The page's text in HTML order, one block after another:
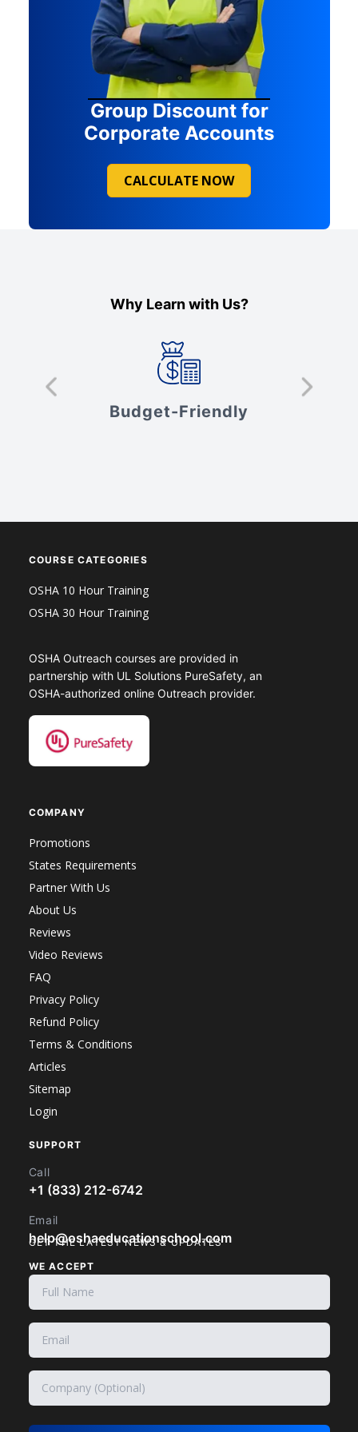
Group Discount for
Corporate Accounts
CALCULATE NOW
Why Learn with Us?
Budget-Friendly
COURSE CATEGORIES
OSHA 10 Hour Training
OSHA 30 Hour Training
OSHA Outreach courses are provided in
partnership with UL Solutions PureSafety, an
OSHA-authorized online Outreach provider.
COMPANY
Promotions
States Requirements
Partner With Us
About Us
Reviews
Video Reviews
FAQ
Privacy Policy
Refund Policy
Terms & Conditions
Articles
Sitemap
Login
SUPPORT
Call
+1 (833) 212-6742
Email
help@oshaeducationschool.com
WE ACCEPT
GET THE LATEST NEWS & UPDATES